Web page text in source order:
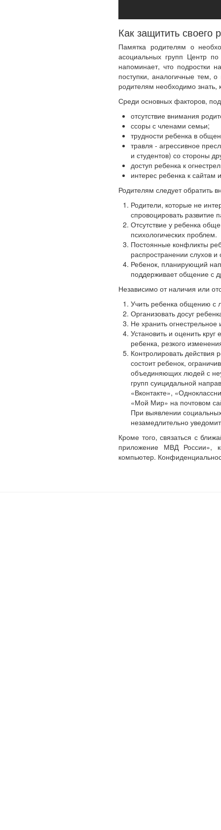
Как защитить своего
Памятка родителям о
асоциальных групп Центр
напоминает, что подростки
поступки, аналогичные тем,
родителям необходимо знать,
Среди основных факторов,
отсутствие внимания
ссоры с членами семьи;
трудности ребенка в
травля - агрессивное
и студентов) со стороны
доступ ребенка к
интерес ребенка к
Родителям следует обратить
Родители, которые не
спровоцировать развитие
Отсутствие у ребенка
психологических проблем.
Постоянные конфликты
распространении слухов и
Ребенок, планирующий
поддерживает общение с
Независимо от наличия или
Учить ребенка общению с
Организовать досуг
Не хранить
Установить и оценить
ребенка, резкого
Контролировать действия
состоит ребенок,
объединяющих людей с
групп суицидальной
«Вконтакте»,
«Мой Мир» на почтовом
При выявлении
незамедлительно
Кроме того, связаться с
приложение МВД России»,
компьютер.